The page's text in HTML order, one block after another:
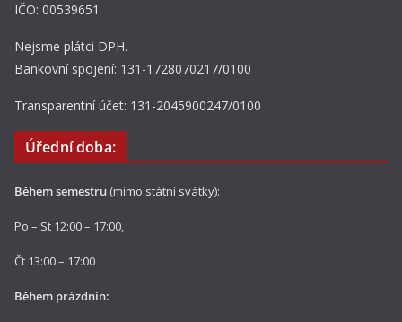
IČO: 00539651
Nejsme plátci DPH.
Bankovní spojení: 131-1728070217/0100
Transparentní účet: 131-2045900247/0100
Úřední doba:
Během semestru (mimo státní svátky):
Po – St 12:00 – 17:00,
Čt 13:00 – 17:00
Během prázdnin: